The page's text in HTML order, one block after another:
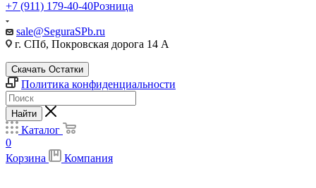
+7 (911) 179-40-40Розница
sale@SeguraSPb.ru
г. СПб, Покровская дорога 14 А
Скачать Остатки
Политика конфиденциальности
Найти
Каталог
0
Корзина
Компания